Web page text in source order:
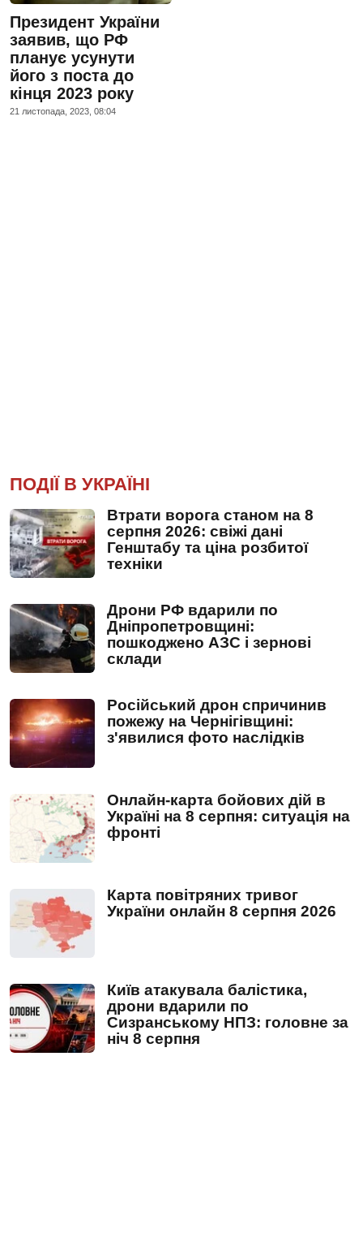
Президент України
заявив, що РФ
планує усунути
його з поста до
кінця 2023 року
21 листопада, 2023, 08:04
ПОДІЇ В УКРАЇНІ
Втрати ворога станом на 8
серпня 2026: свіжі дані
Генштабу та ціна розбитої
техніки
Дрони РФ вдарили по
Дніпропетровщині:
пошкоджено АЗС і зернові
склади
Російський дрон спричинив
пожежу на Чернігівщині:
з'явилися фото наслідків
Онлайн-карта бойових дій в
Україні на 8 серпня: ситуація на
фронті
Карта повітряних тривог
України онлайн 8 серпня 2026
Київ атакувала балістика,
дрони вдарили по
Сизранському НПЗ: головне за
ніч 8 серпня